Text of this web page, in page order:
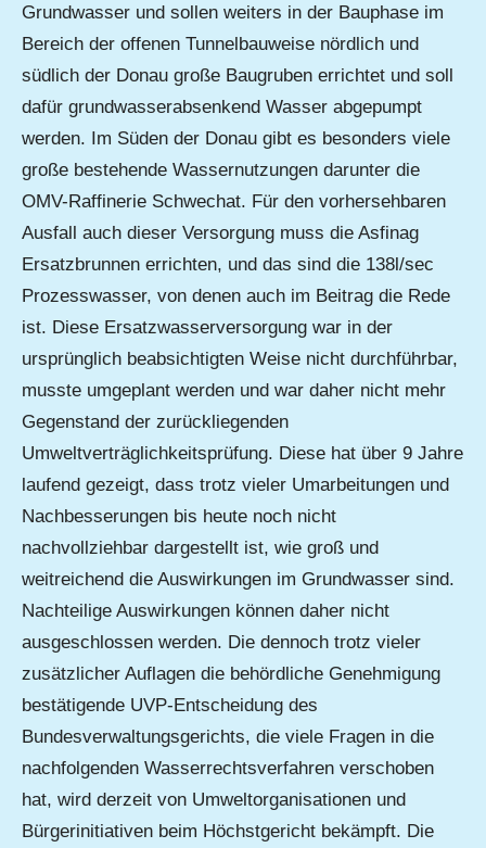
Grundwasser und sollen weiters in der Bauphase im
Bereich der offenen Tunnelbauweise nördlich und
südlich der Donau große Baugruben errichtet und soll
dafür grundwasserabsenkend Wasser abgepumpt
werden. Im Süden der Donau gibt es besonders viele
große bestehende Wassernutzungen darunter die
OMV-Raffinerie Schwechat. Für den vorhersehbaren
Ausfall auch dieser Versorgung muss die Asfinag
Ersatzbrunnen errichten, und das sind die 138l/sec
Prozesswasser, von denen auch im Beitrag die Rede
ist. Diese Ersatzwasserversorgung war in der
ursprünglich beabsichtigten Weise nicht durchführbar,
musste umgeplant werden und war daher nicht mehr
Gegenstand der zurückliegenden
Umweltverträglichkeitsprüfung. Diese hat über 9 Jahre
laufend gezeigt, dass trotz vieler Umarbeitungen und
Nachbesserungen bis heute noch nicht
nachvollziehbar dargestellt ist, wie groß und
weitreichend die Auswirkungen im Grundwasser sind.
Nachteilige Auswirkungen können daher nicht
ausgeschlossen werden. Die dennoch trotz vieler
zusätzlicher Auflagen die behördliche Genehmigung
bestätigende UVP-Entscheidung des
Bundesverwaltungsgerichts, die viele Fragen in die
nachfolgenden Wasserrechtsverfahren verschoben
hat, wird derzeit von Umweltorganisationen und
Bürgerinitiativen beim Höchstgericht bekämpft. Die